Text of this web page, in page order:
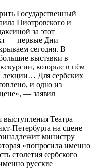
Государственный
Пиотровского и
за этот
— первые Дни
сегодня. В
выставки в
которые в нём
лекции… Для сербских
и одно из
— заявил
Театра
Петербурга на сцене
министру
«попросила именно
столетия сербского
русские